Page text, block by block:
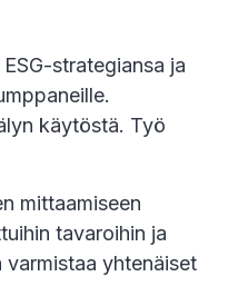
strategiansa ja
käytöstä. Työ
mittaamiseen
tavaroihin ja
yhtenäiset